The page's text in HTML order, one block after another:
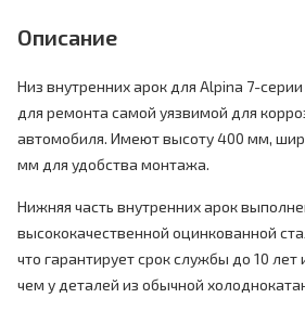
Описание
Низ внутренних арок для Alpina 7-
для ремонта самой уязвимой для
автомобиля. Имеют высоту 400 мм,
мм для удобства монтажа.
Нижняя часть внутренних арок
высококачественной оцинкованной
что гарантирует срок службы до 10 лет
чем у деталей из обычной